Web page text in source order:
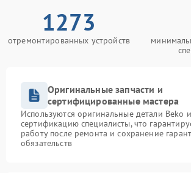
1273
отремонтированных устройств
Оригинальные запчасти и
сертифицированные мастера
Используются оригинальные детали Beko
сертификацию специалисты, что
работу после ремонта и сохранение
обязательств